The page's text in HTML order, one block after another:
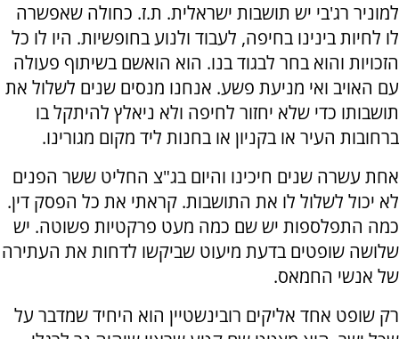
למוניר רג'בי יש תושבות ישראלית. ת.ז. כחולה שאפשרה
לו לחיות בינינו בחיפה, לעבוד ולנוע בחופשיות. היו לו כל
הזכויות והוא בחר לבגוד בנו. הוא הואשם בשיתוף פעולה
עם האויב ואי מניעת פשע. אנחנו מנסים שנים לשלול את
תושבותו כדי שלא יחזור לחיפה ולא ניאלץ להיתקל בו
ברחובות העיר או בקניון או בחנות ליד מקום מגורינו.
אחת עשרה שנים חיכינו והיום בג"צ החליט ששר הפנים
לא יכול לשלול לו את התושבות. קראתי את כל הפסק דין.
כמה התפלספות יש שם כמה מעט פרקטיות פשוטה. יש
שלושה שופטים בדעת מיעוט שביקשו לדחות את העתירה
של אנשי החמאס.
רק שופט אחד אליקים רובינשטיין הוא היחיד שמדבר על